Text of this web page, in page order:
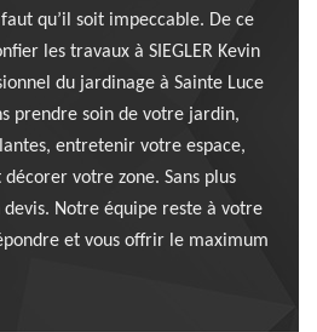
qu’il soit impeccable. De ce
les travaux à SIEGLER Kevin
du jardinage à Sainte Luce
prendre soin de votre jardin,
entretenir votre espace,
votre zone. Sans plus
Notre équipe reste à votre
et vous offrir le maximum